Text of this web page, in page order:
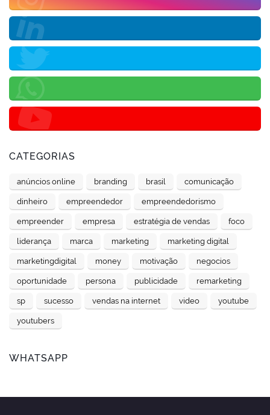
CATEGORIAS
anúncios online branding brasil comunicação
dinheiro empreendedor empreendedorismo
empreender empresa estratégia de vendas foco
liderança marca marketing marketing digital
marketingdigital money motivação negocios
oportunidade persona publicidade remarketing
sp sucesso vendas na internet video youtube
youtubers
WHATSAPP